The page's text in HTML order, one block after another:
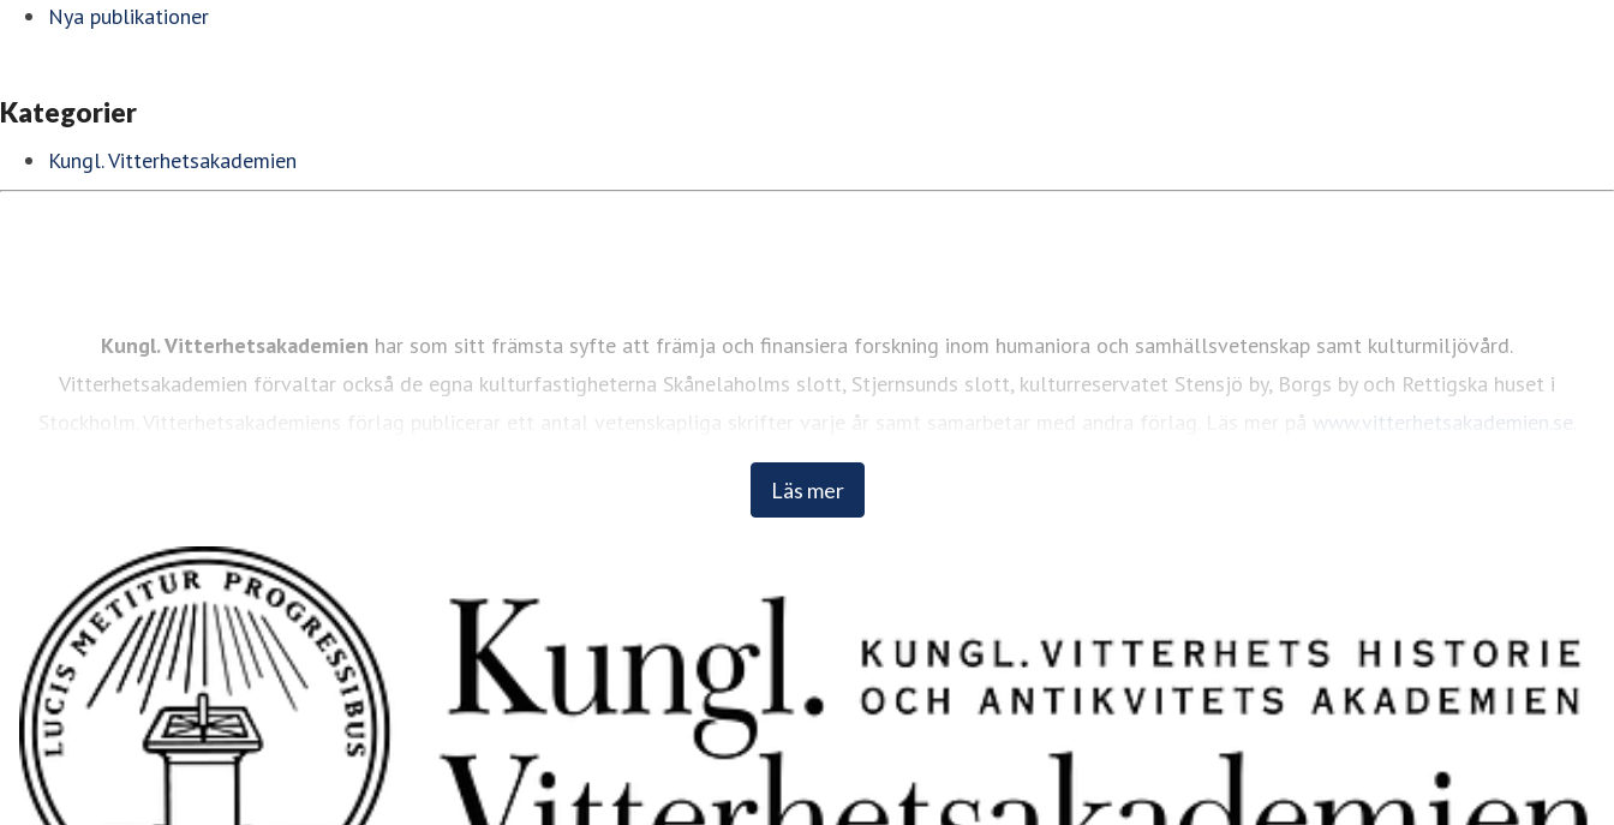
Nya publikationer
Kategorier
Kungl. Vitterhetsakademien
Kungl. Vitterhetsakademien har som sitt främsta syfte att främja och finansiera forskning inom humaniora och samhällsvetenskap samt kulturmiljövård.
Vitterhetsakademien förvaltar också de egna kulturfastigheterna Skånelaholms slott, Stjernsunds slott, kulturreservatet Stensjö by, Borgs by och Rettigska huset i
Stockholm. Vitterhetsakademiens förlag publicerar ett antal vetenskapliga skrifter varje år samt samarbetar med andra förlag. Läs mer på www.vitterhetsakademien.se
Läs mer